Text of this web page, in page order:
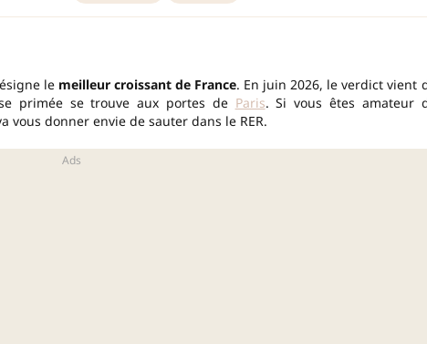
le meilleur croissant de France. En juin 2026, le verdict vient
primée se trouve aux portes de Paris. Si vous êtes amateur
donner envie de sauter dans le RER.